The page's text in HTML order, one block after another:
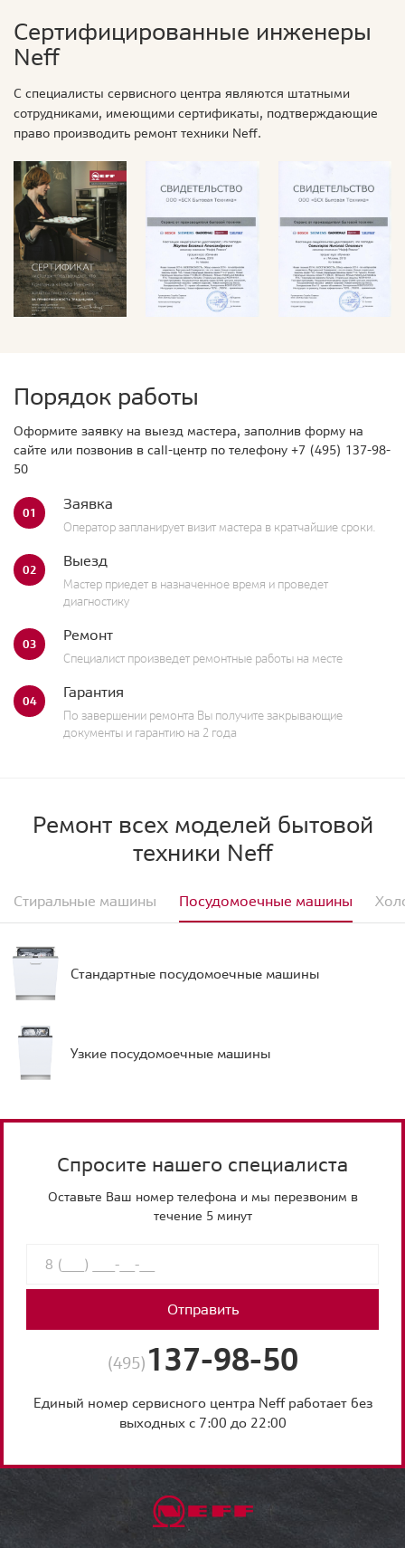
Сертифицированные инженеры
Neff
С специалисты сервисного центра являются штатными
сотрудниками, имеющими сертификаты, подтверждающие
право производить ремонт техники Neff.
Порядок работы
Оформите заявку на выезд мастера, заполнив форму на
сайте или позвонив в call-центр по телефону +7 (495) 137-98-
50
01 Заявка
Оператор запланирует визит мастера в кратчайшие сроки.
02 Выезд
Мастер приедет в назначенное время и проведет
диагностику
03 Ремонт
Специалист произведет ремонтные работы на месте
04 Гарантия
По завершении ремонта Вы получите закрывающие
документы и гарантию на 2 года
Ремонт всех моделей бытовой
техники Neff
Стиральные машины Посудомоечные машины
Стандартные посудомоечные машины
Узкие посудомоечные машины
Спросите нашего специалиста
Оставьте Ваш номер телефона и мы перезвоним в
течение 5 минут
Отправить
(495) 137-98-50
Единый номер сервисного центра Neff работает без
выходных с 7:00 до 22:00